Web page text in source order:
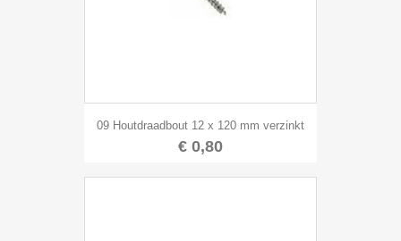
09 Houtdraadbout 12 x 120 mm verzinkt
€ 0,80